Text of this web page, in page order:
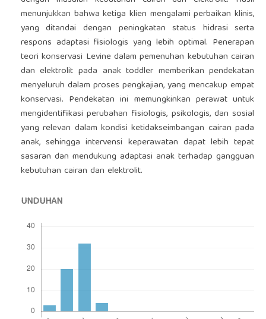
menunjukkan bahwa ketiga klien mengalami perbaikan klinis,
yang ditandai dengan peningkatan status hidrasi serta
respons adaptasi fisiologis yang lebih optimal. Penerapan
teori konservasi Levine dalam pemenuhan kebutuhan cairan
dan elektrolit pada anak toddler memberikan pendekatan
menyeluruh dalam proses pengkajian, yang mencakup empat
konservasi. Pendekatan ini memungkinkan perawat untuk
mengidentifikasi perubahan fisiologis, psikologis, dan sosial
yang relevan dalam kondisi ketidakseimbangan cairan pada
anak, sehingga intervensi keperawatan dapat lebih tepat
sasaran dan mendukung adaptasi anak terhadap gangguan
kebutuhan cairan dan elektrolit.
UNDUHAN